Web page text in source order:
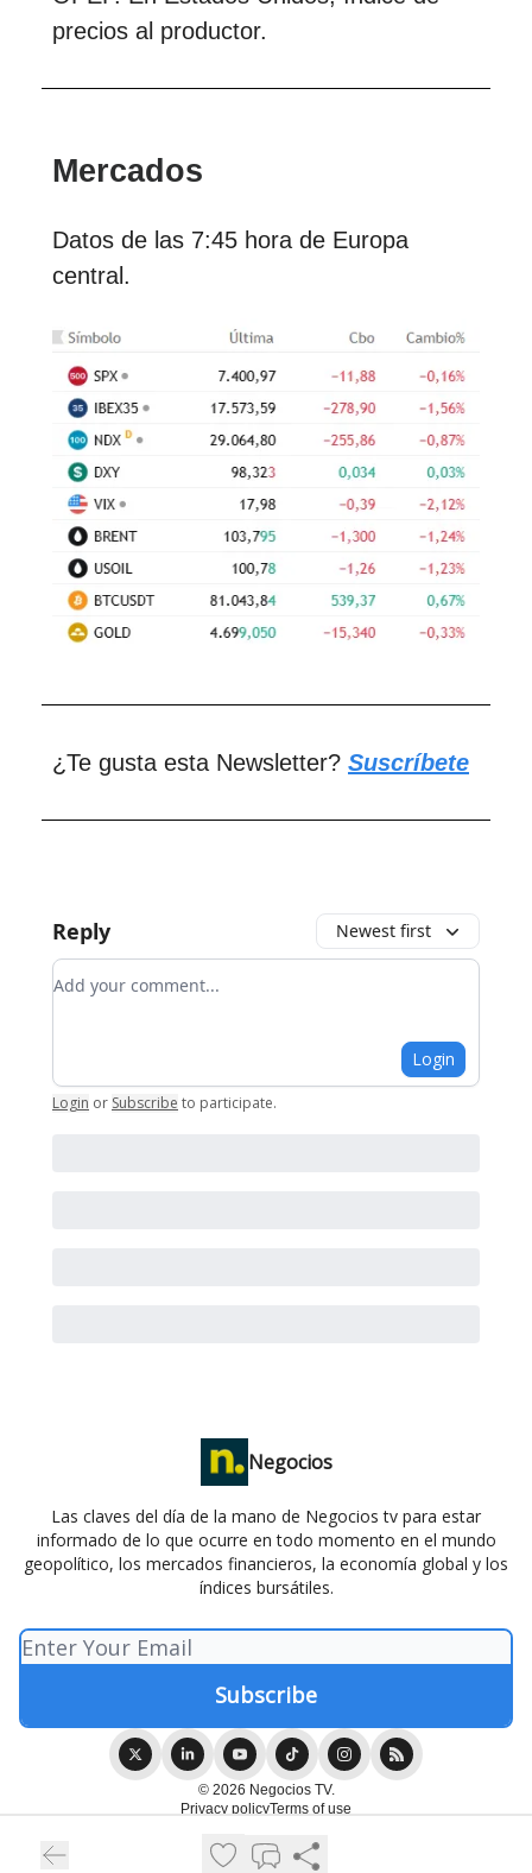
precios al productor.
Mercados
Datos de las 7:45 hora de Europa
central.
¿Te gusta esta Newsletter? Suscríbete
Reply Newest first
Add your comment
Login
Login or Subscribe to participate.
Negocios
Las claves del día de la mano de Negocios tv para estar
informado de lo que ocurre en todo momento en el mundo
geopolítico, los mercados financieros, la economía global y los
índices bursátiles.
© 2026 Negocios TV.
Privacy policyTerms of use
Powered by beehiiv